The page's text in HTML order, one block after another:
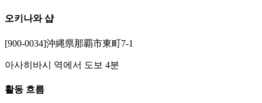
오키나와 샵
[900-0034]沖縄県那覇市東町7-1
아사히바시 역에서 도보 4분
활동 흐름